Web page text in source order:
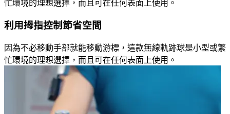
忙環境的理想選擇，而且可在任何表面上使用。
利用拇指控制節省空間
因為不必移動手部就能移動游標，這款無線軌跡球是小型或繁
忙環境的理想選擇，而且可在任何表面上使用。